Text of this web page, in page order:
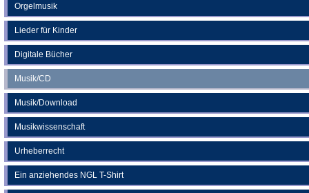
Orgelmusik
Lieder für Kinder
Digitale Bücher
Musik/CD
Musik/Download
Musikwissenschaft
Urheberrecht
Ein anziehendes NGL T-Shirt